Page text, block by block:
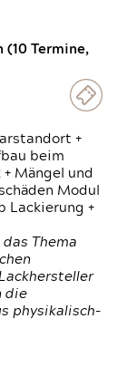
(10 Termine,
+
beim
Mängel und
Modul
Lackierung +
Thema
die
physikalisch-